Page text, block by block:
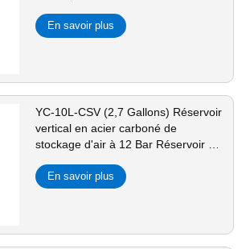
de beauté
En savoir plus
YC-10L-CSV (2,7 Gallons) Réservoir
vertical en acier carboné de
stockage d'air à 12 Bar Réservoir à
de beauté
En savoir plus